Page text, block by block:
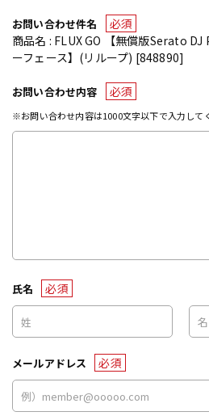
お問い合わせ件名
必須
商品名 : FLUX GO 【無償版Serato
ーフェース】(リループ) [848890]
お問い合わせ内容 必須
※お問い合わせ内容は1000文字以下で入力して
氏名 必須
メールアドレス 必須